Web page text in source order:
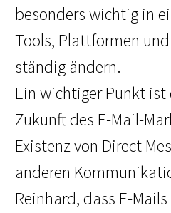
besonders wichtig in
Tools, Plattformen
ständig ändern.
Ein wichtiger Punkt ist
Zukunft des E-Mail-
Existenz von Direct
anderen
Reinhard, dass E-